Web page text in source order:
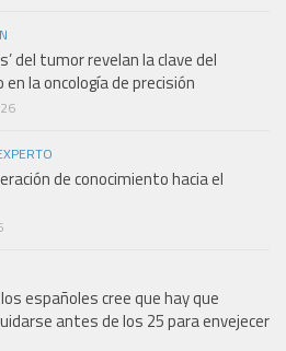
del tumor revelan la clave del
la oncología de precisión
de conocimiento hacia el
españoles cree que hay que
antes de los 25 para envejecer